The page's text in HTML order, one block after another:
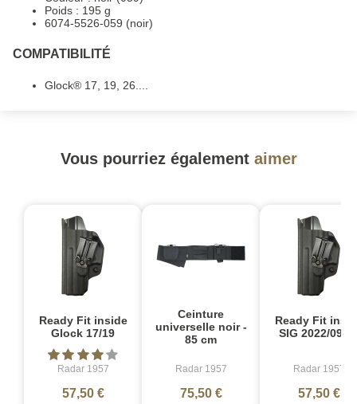
Poids : 195 g
6074-5526-059 (noir)
COMPATIBILITÉ
Glock® 17, 19, 26....
Vous pourriez également aimer
Ready Fit inside
Glock 17/19
Radar 1957
57,50 €
Ceinture
universelle noir -
85 cm
Radar 1957
75,50 €
Ready Fit
SIG 2022/09/
Radar 1957
57,50 €